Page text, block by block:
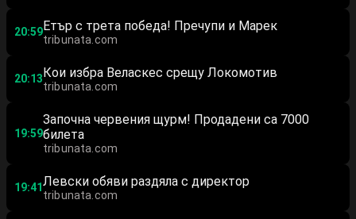
20:59Етър с трета победа! Пречупи и Марек
tribunata.com
20:13Кои избра Веласкес срещу Локомотив
tribunata.com
19:59
Започна червения щурм! Продадени са 7000
билета
tribunata.com
19:41Левски обяви раздяла с директор
tribunata.com